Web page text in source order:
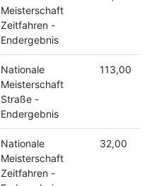
Meisterschaft
Zeitfahren -
Endergebnis
Nationale
Meisterschaft
Straße -
Endergebnis
113,00
Nationale
Meisterschaft
Zeitfahren -
32,00